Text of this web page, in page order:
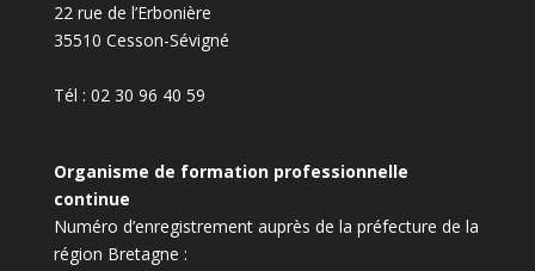
22 rue de l’Erbonière
35510 Cesson-Sévigné
Tél : 02 30 96 40 59
Organisme de formation professionnelle
continue
Numéro d’enregistrement auprès de la préfecture de la
région Bretagne :